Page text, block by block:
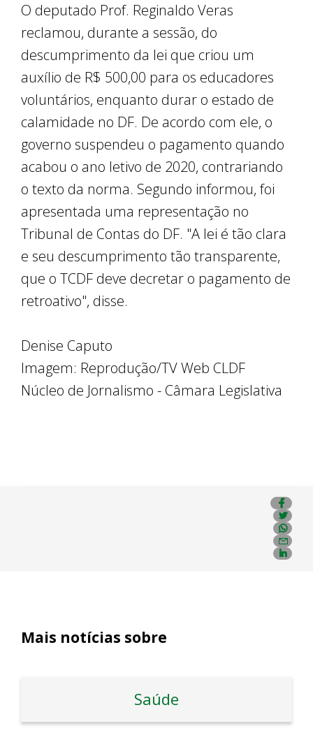
O deputado Prof. Reginaldo Veras
reclamou, durante a sessão, do
descumprimento da lei que criou um
auxílio de R$ 500,00 para os educadores
voluntários, enquanto durar o estado de
calamidade no DF. De acordo com ele, o
governo suspendeu o pagamento quando
acabou o ano letivo de 2020, contrariando
o texto da norma. Segundo informou, foi
apresentada uma representação no
Tribunal de Contas do DF. "A lei é tão clara
e seu descumprimento tão transparente,
que o TCDF deve decretar o pagamento de
retroativo", disse.
Denise Caputo
Imagem: Reprodução/TV Web CLDF
Núcleo de Jornalismo - Câmara Legislativa
Mais notícias sobre
Saúde